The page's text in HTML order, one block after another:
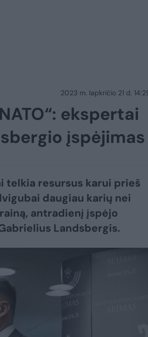
2023 m. lapkričio 21 d.
ekspertai
įspėjimas
telkia resursus karui prieš
daugiau karių nei
antradienį įspėjo
Landsbergis.